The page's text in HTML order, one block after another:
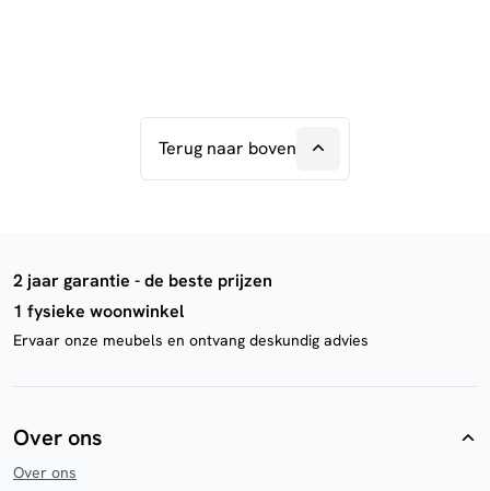
Terug naar boven
2 jaar garantie - de beste prijzen
1 fysieke woonwinkel
Ervaar onze meubels en ontvang deskundig advies
Over ons
Over ons